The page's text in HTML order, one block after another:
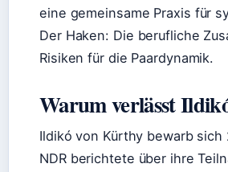
eine gemeinsame Praxis für
Der Haken: Die berufliche
Risiken für die Paardynamik.
Warum verlässt
Ildikó von Kürthy bewarb sich
NDR berichtete über ihre